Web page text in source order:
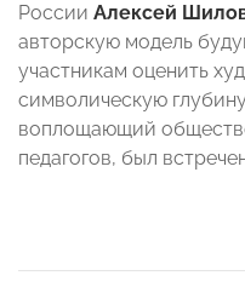
России Алексей
авторскую модель
участникам оценить
символическую
воплощающий
педагогов, был